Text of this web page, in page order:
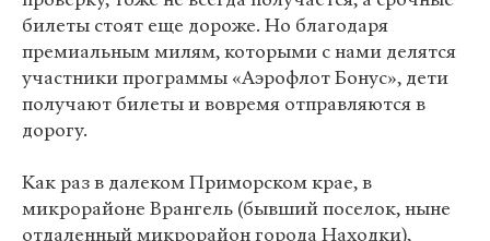
билеты стоят еще дороже. Но благодаря
премиальным милям, которыми с нами делятся
участники программы «Аэрофлот Бонус», дети
получают билеты и вовремя отправляются в
дорогу.
Как раз в далеком Приморском крае, в
микрорайоне Врангель (бывший поселок, ныне
отдаленный микрорайон города Находки),